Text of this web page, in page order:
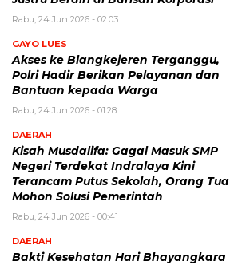
Rabu, 24 Jun 2026 - 02:03
GAYO LUES
Akses ke Blangkejeren Terganggu,
Polri Hadir Berikan Pelayanan dan
Bantuan kepada Warga
Rabu, 24 Jun 2026 - 01:28
DAERAH
Kisah Musdalifa: Gagal Masuk SMP
Negeri Terdekat Indralaya Kini
Terancam Putus Sekolah, Orang Tua
Mohon Solusi Pemerintah
Rabu, 24 Jun 2026 - 00:41
DAERAH
Bakti Kesehatan Hari Bhayangkara